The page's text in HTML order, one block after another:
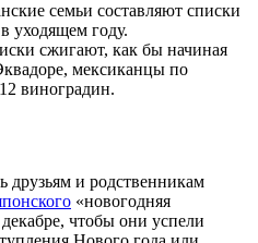
семьи составляют списки
уходящем году.
сжигают, как бы начиная
мексиканцы по
виноградин.
друзьям и родственникам
«новогодняя
чтобы они успели